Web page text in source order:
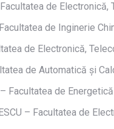
de
de Inginerie
de Electronică,
de Automatică și
Facultatea de Energetică
– Facultatea de